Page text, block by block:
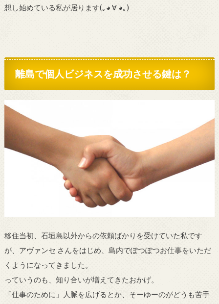
想し始めている私が居ります(｡ ◕ ∀◕｡)
離島で個人ビジネスを成功させる鍵は？
移住当初、石垣島以外からの依頼ばかりを受けていた私です
が、アヴァンセ さんをはじめ、島内でぽつぽつお仕事をいただ
くようになってきました。
っていうのも、知り合いが増えてきたおかげ。
「仕事のために」人脈を広げるとか、そーゆーのがどうも苦手